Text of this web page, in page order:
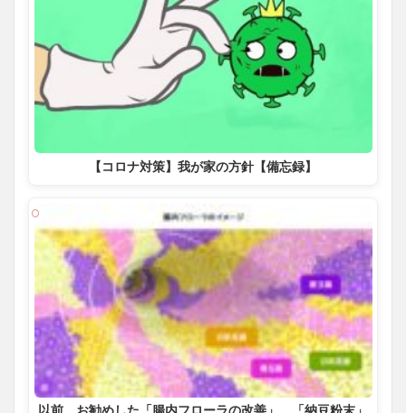
【コロナ対策】我が家の方針【備忘録】